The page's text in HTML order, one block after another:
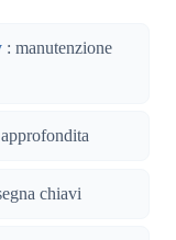
: manutenzione
chiavi